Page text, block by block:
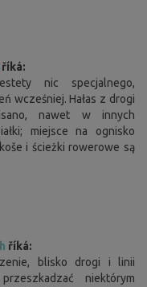
říká:
nic specjalnego,
wcześniej. Hałas z drogi
nawet w innych
miejsce na ognisko
i ścieżki rowerowe są
říká:
blisko drogi i linii
niektórym